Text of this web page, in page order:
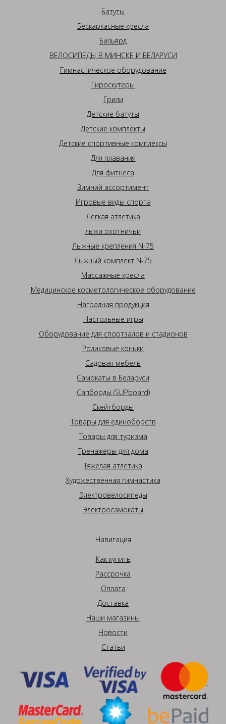
Батуты
Бескаркасные кресла
Бильярд
ВЕЛОСИПЕДЫ В МИНСКЕ И БЕЛАРУСИ
Гимнастическое оборудование
Гироскутеры
Грили
Детские батуты
Детские комплекты
Детские спортивные комплексы
Для плавания
Для фитнеса
Зимний ассортимент
Игровые виды спорта
Легкая атлетика
лыжи охотничьи
Лыжные крепления N-75
Лыжный комплект N-75
Массажные кресла
Медицинское косметологическое оборудование
Наградная продукция
Настольные игры
Оборудование для спортзалов и стадионов
Роликовые коньки
Садовая мебель
Самокаты в Беларуси
Сапборды (SUPboard)
Скейтборды
Товары для единоборств
Товары для туризма
Тренажеры для дома
Тяжелая атлетика
Художественная гимнастика
Электровелосипеды
Электросамокаты
Навигация
Как купить
Рассрочка
Оплата
Доставка
Наши магазины
Новости
Статьи